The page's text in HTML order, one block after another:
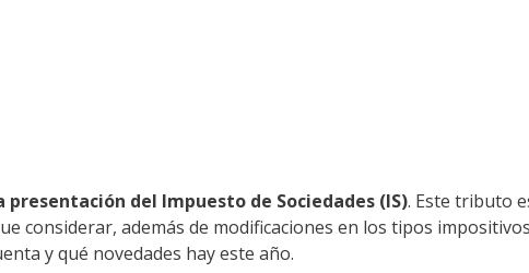
del Impuesto de Sociedades (IS). Este tributo
considerar, además de modificaciones en los tipos
y qué novedades hay este año.